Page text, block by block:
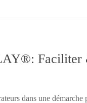
Faciliter
dans une